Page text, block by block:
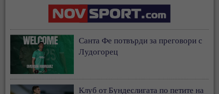
Санта Фе потвърди за преговори с
Лудогорец
Клуб от Бундеслигата по петите на